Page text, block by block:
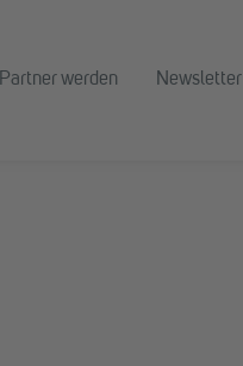
Partner werden Newsletter